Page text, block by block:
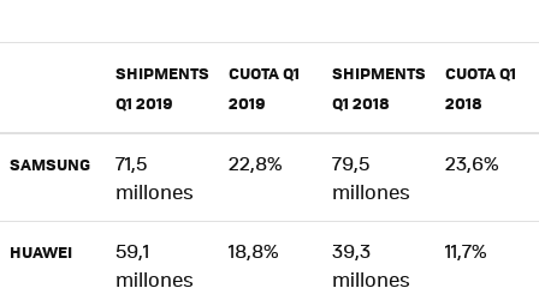
SHIPMENTS
Q1 2019
CUOTA Q1
2019
SHIPMENTS
Q1 2018
CUOTA Q1
2018
SAMSUNG
71,5
millones
22,8%
79,5
millones
23,6%
HUAWEI
59,1
millones
18,8%
39,3
millones
11,7%